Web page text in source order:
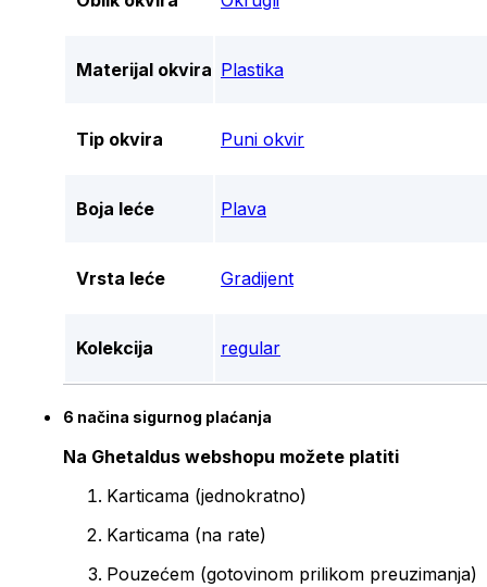
Materijal okvira Plastika
Tip okvira Puni okvir
Boja leće Plava
Vrsta leće Gradijent
Kolekcija regular
6 načina sigurnog plaćanja
Na Ghetaldus webshopu možete platiti
Karticama (jednokratno)
Karticama (na rate)
Pouzećem (gotovinom prilikom preuzimanja)